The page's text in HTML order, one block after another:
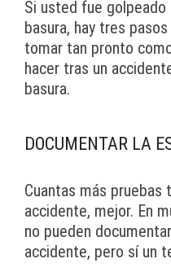
Si usted fue golpeado
basura, hay tres
tomar tan pronto
hacer tras un
basura.
DOCUMENTAR LA
Cuantas más pruebas
accidente, mejor. En
no pueden
accidente, pero sí un